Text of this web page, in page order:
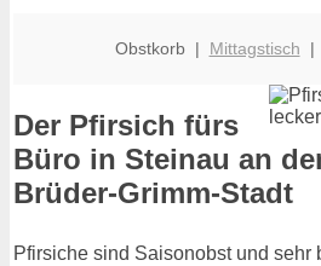
Obstkorb | Mittagstisch |
Der Pfirsich fürs
Büro in Steinau an
Brüder-Grimm-Stadt
Pfirsiche sind Saisonobst und sehr